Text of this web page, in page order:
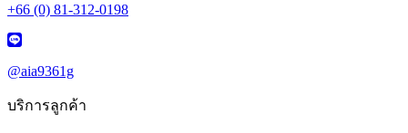
+66 (0) 81-312-0198
@aia9361g
บริการลูกค้า